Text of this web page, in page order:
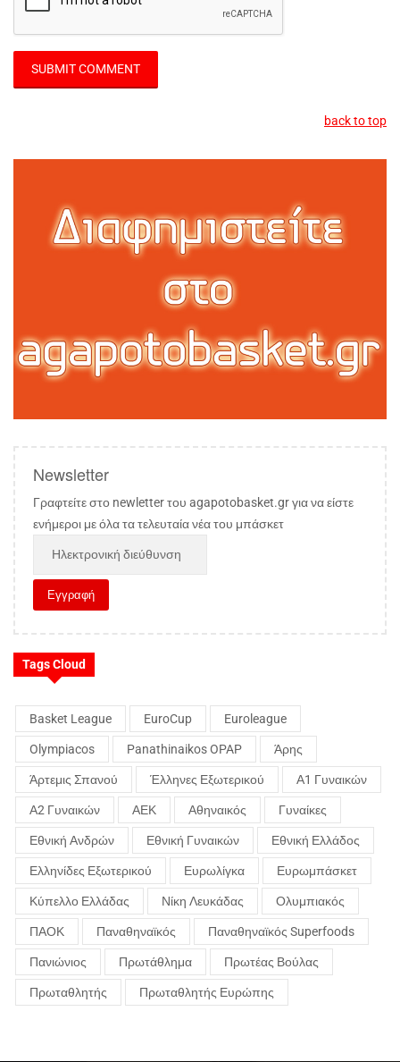
back to top
Newsletter
Γραφτείτε στο newletter του agapotobasket.gr για να είστε
ενήμεροι με όλα τα τελευταία νέα του μπάσκετ
Tags Cloud
Basket League EuroCup Euroleague
Olympiacos Panathinaikos OPAP Άρης
Άρτεμις Σπανού Έλληνες Εξωτερικού Α1 Γυναικών
Α2 Γυναικών ΑΕΚ Αθηναικός Γυναίκες
Εθνική Ανδρών Εθνική Γυναικών Εθνική Ελλάδος
Ελληνίδες Εξωτερικού Ευρωλίγκα Ευρωμπάσκετ
Κύπελλο Ελλάδας Νίκη Λευκάδας Ολυμπιακός
ΠΑΟΚ Παναθηναϊκός Παναθηναϊκός Superfoods
Πανιώνιος Πρωτάθλημα Πρωτέας Βούλας
Πρωταθλητής Πρωταθλητής Ευρώπης